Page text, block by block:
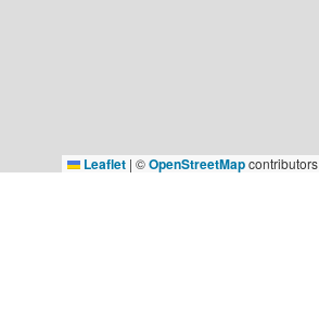
Leaflet | ©OpenStreetMapcontributors